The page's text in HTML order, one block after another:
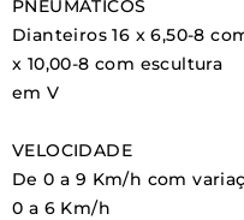
PNEUMÁTICOS
Dianteiros 16 x 6,50-8
x 10,00-8 com escultura
em V
VELOCIDADE
De 0 a 9 Km/h com
0 a 6 Km/h